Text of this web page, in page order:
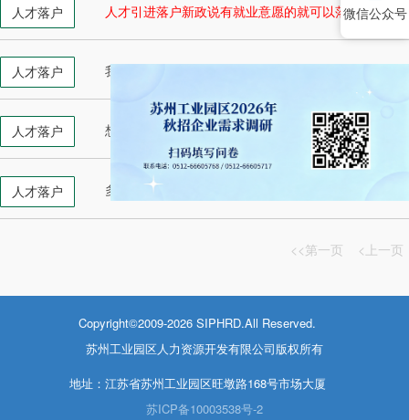
微信公众号
人才落户 人才引进落户新政说有就业意愿的就可以落户，具体
人才落户 我是自考的本科学历，能否按照人才引进将户籍迁入
人才落户 想通过人才引进办理落户，具体需要什么材料？要通
人才落户 多久可以通过人才引进把户口迁入园区？
<<第一页 <上一页
Copyright©2009-2026 SIPHRD.All Reserved.
苏州工业园区人力资源开发有限公司版权所有
地址：江苏省苏州工业园区旺墩路168号市场大厦
苏ICP备10003538号-2